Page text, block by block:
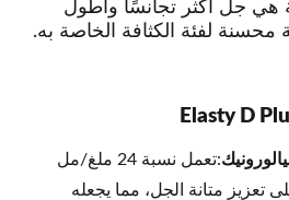
هي جل أكثر تجانسًا وأطول
لفئة الكثافة الخاصة به.
:تعمل نسبة 24 ملغ/مل
تعزيز متانة الجل، مما يجعله